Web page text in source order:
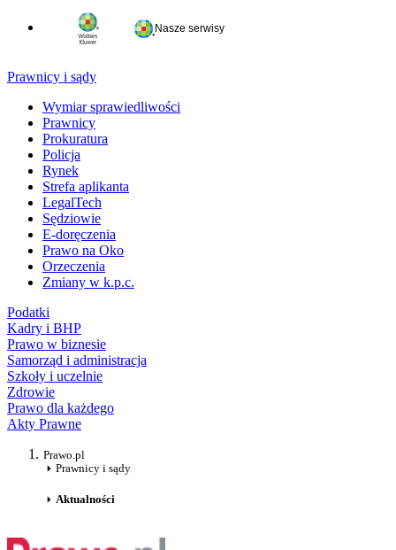
Nasze serwisy
Prawnicy i sądy
Wymiar sprawiedliwości
Prawnicy
Prokuratura
Policja
Rynek
Strefa aplikanta
LegalTech
Sędziowie
E-doręczenia
Prawo na Oko
Orzeczenia
Zmiany w k.p.c.
Podatki
Kadry i BHP
Prawo w biznesie
Samorząd i administracja
Szkoły i uczelnie
Zdrowie
Prawo dla każdego
Akty Prawne
Prawo.pl
Prawnicy i sądy
Aktualności